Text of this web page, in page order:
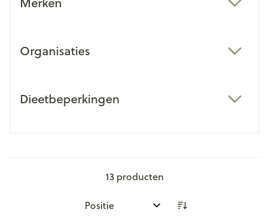
Organisaties
Dieetbeperkingen
13producten
Sorteer op: